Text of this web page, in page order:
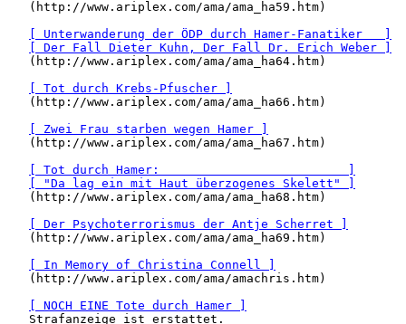
   (http://www.ariplex.com/ama/ama_ha59.htm)
[ Unterwanderung der ÖDP durch Hamer-Fanatiker   ]
[ Der Fall Dieter Kuhn, Der Fall Dr. Erich Weber ]
   (http://www.ariplex.com/ama/ama_ha64.htm)
[ Tot durch Krebs-Pfuscher ]
   (http://www.ariplex.com/ama/ama_ha66.htm)
[ Zwei Frau starben wegen Hamer ]
   (http://www.ariplex.com/ama/ama_ha67.htm)
[ Tot durch Hamer:                          ]
[ "Da lag ein mit Haut überzogenes Skelett" ]
   (http://www.ariplex.com/ama/ama_ha68.htm)
[ Der Psychoterrorismus der Antje Scherret ]
   (http://www.ariplex.com/ama/ama_ha69.htm)
[ In Memory of Christina Connell ]
   (http://www.ariplex.com/ama/amachris.htm)
[ NOCH EINE Tote durch Hamer ]
   Strafanzeige ist erstattet.